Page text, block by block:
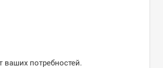
потребностей.